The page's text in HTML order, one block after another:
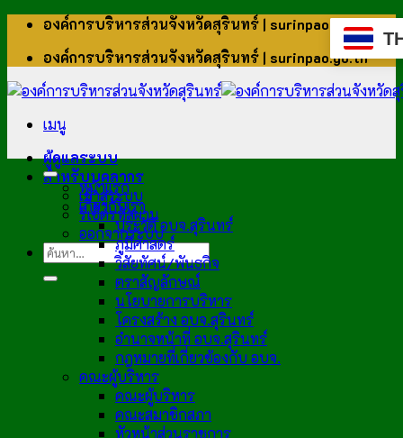
ข้าม
เนื้อหา
องค์การบริหารส่วนจังหวัดสุรินทร์ | surinpao.go.th
องค์การบริหารส่วนจังหวัดสุรินทร์ | surinpao.go.th
เมนู
ผู้ดูแลระบบ
สำหรับบุคลากร
เข้าสู่ระบบ
รีเซ็ตรหัสผ่าน
ออกจากระบบ
หน้าแรก
เกี่ยวกับเรา
ประวัติ อบจ.สุรินทร์
ภูมิศาสตร์
วิสัยทัศน์/พันธกิจ
ตราสัญลักษณ์
นโยบายการบริหาร
โครงสร้าง อบจ.สุรินทร์
อำนาจหน้าที่ อบจ.สุรินทร์
กฎหมายที่เกี่ยวข้องกับ อบจ.
คณะผู้บริหาร
คณะผู้บริหาร
คณะสมาชิกสภา
หัวหน้าส่วนราชการ